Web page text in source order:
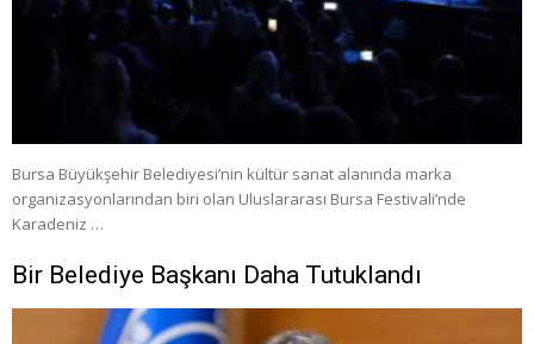
Bursa Büyükşehir Belediyesi’nin kültür sanat alanında marka
organizasyonlarından biri olan Uluslararası Bursa Festivali’nde
Karadeniz …
Bir Belediye Başkanı Daha Tutuklandı